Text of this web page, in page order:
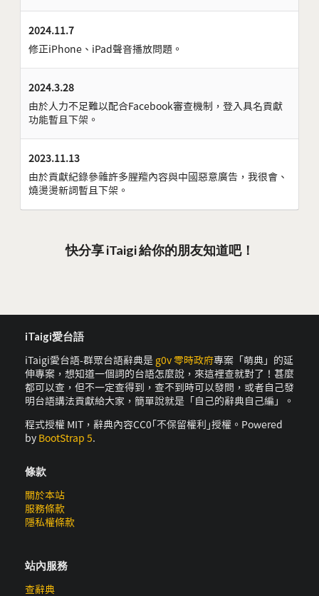
2024.11.7
修正iPhone、iPad聲音播放問題。
2024.3.28
由於人力不足難以配合Facebook審查機制，登入具名貢獻
功能暫且下架。
2023.11.13
由於貢獻紀錄參雜許多腥羶內容與中國惡意廣告，我很會、
燒燙燙新詞暫且下架。
快分享 iTaigi 給你的朋友知道吧！
iTaigi愛台語
iTaigi愛台語-群眾台語辭典是 g0v 零時政府專案「萌典」的延
伸專案，想知道一個詞的台語怎麼說，來這裡查就對了！甚麼
都可以查，但不一定查得到，查不到時可以發問，或者自己發
明台語講法貢獻給大家，簡單說就是「自己的辭典自己編」。
程式授權 MIT，辭典內容CC0｢不保留權利｣授權。Powered
by BootStrap 5.
條款
關於本站
服務條款
隱私權條款
站內服務
查辭典